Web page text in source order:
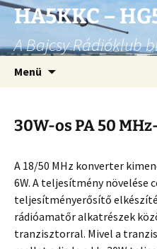
Ugrás
tartalomhoz
HA5KKC –
A Bajcsy Rádióklub
Menü
30W-os PA 50
A 18/50 MHz konverter
6W. A teljesítmény növelése
teljesítményerősítő
rádióamatőr alkatrészek
tranzisztorral. Mivel a